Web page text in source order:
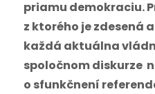
priamu demokraciu.
z ktorého je zdesená
každá aktuálna
spoločnom diskurze
o sfunkčnení